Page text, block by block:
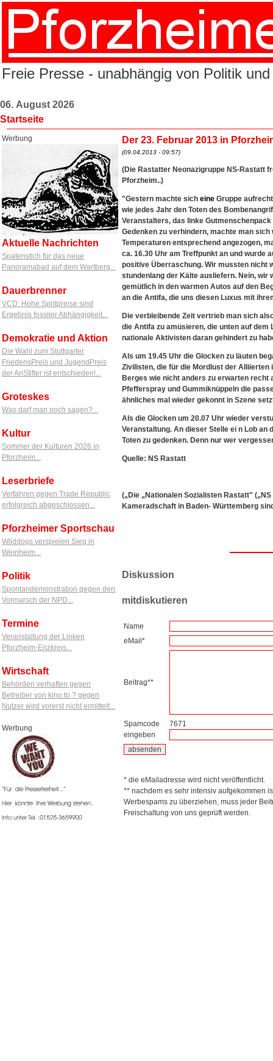
Freie Presse - unabhängig von Politik
06. August 2026
Startseite
Werbung
Aktuelle Nachrichten
Spatenstich für das neue
Panoramabad auf dem Wartberg...
Dauerbrenner
VCD: Hohe Spritpreise sind
Ergebnis fossiler Abhängigkeit...
Demokratie und Aktion
Die Wahl zum Stuttgarter
FriedensPreis und JugendPreis
der AnStifter ist entschieden!...
Groteskes
Was darf man noch sagen?...
Kultur
Sommer der Kulturen 2026 in
Pforzheim...
Leserbriefe
Verfahren gegen Trade Republic
erfolgreich abgeschlossen...
Pforzheimer Sportschau
Wilddogs verspielen Sieg in
Weinheim...
Politik
Spontandemonstration gegen den
Vormarsch der NPD...
Termine
Veranstaltung der Linken
Pforzheim-Enzkreis...
Wirtschaft
Behörden verhaften gegen
Betreiber von kino.to ? gegen
Nutzer wird vorerst nicht ermittelt...
Werbung
Der 23. Februar 2013 in
(09.04.2013 - 09:57)
(Die Rastatter Neonazigruppe NS-Rastatt
Pforzheim..)
"Gestern machte sich eine Gruppe
wie jedes Jahr den Toten des
Veranstalters, das linke
Gedenken zu verhindern, machte man
Temperaturen entsprechend angezogen,
ca. 16.30 Uhr am Treffpunkt an und wurde
positive Überraschung. Wir mussten nicht
stundenlang der Kälte ausliefern. Nein, wir
gemütlich in den warmen Autos auf den
an die Antifa, die uns diesen Luxus mit
Die verbleibende Zeit vertrieb man sich
die Antifa zu amüsieren, die unten auf
nationale Aktivisten daran gehindert zu
Als um 19.45 Uhr die Glocken zu läuten
Zivilisten, die für die Mordlust der Alliierten
Berges wie nicht anders zu erwarten recht
Pfefferspray und Gummiknüppeln die
ähnliches mal wieder gekonnt in Szene
Als die Glocken um 20.07 Uhr wieder
Veranstaltung. An dieser Stelle ei n Lob an
Toten zu gedenken. Denn nur wer
Quelle: NS Rastatt
(„Die „Nationalen Sozialisten Rastatt"
Kameradschaft in Baden- Württemberg
Diskussion
mitdiskutieren
Name
eMail*
Beitrag**
Spamcode
eingeben
7671
* die eMailadresse wird nicht veröffentlicht.
** nachdem es sehr intensiv aufgekommen
Werbespams zu überziehen, muss jeder
Freischaltung von uns geprüft werden.